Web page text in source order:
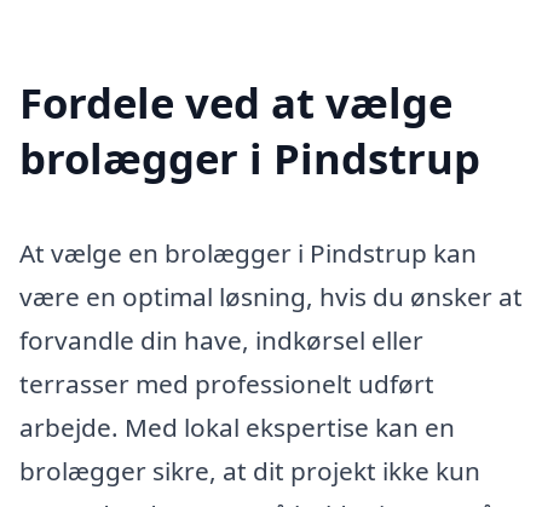
Fordele ved at vælge
brolægger i Pindstrup
At vælge en brolægger i Pindstrup kan
være en optimal løsning, hvis du ønsker at
forvandle din have, indkørsel eller
terrasser med professionelt udført
arbejde. Med lokal ekspertise kan en
brolægger sikre, at dit projekt ikke kun